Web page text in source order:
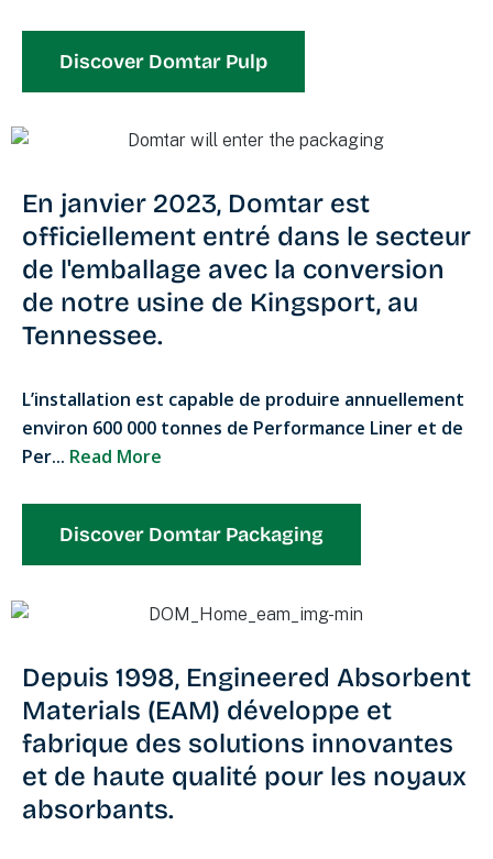
Discover Domtar Pulp
En janvier 2023, Domtar est
officiellement entré dans le secteur
de l'emballage avec la conversion
de notre usine de Kingsport, au
Tennessee.
L’installation est capable de produire annuellement
environ 600 000 tonnes de Performance Liner et de
Per... Read More
Discover Domtar Packaging
Depuis 1998, Engineered Absorbent
Materials (EAM) développe et
fabrique des solutions innovantes
et de haute qualité pour les noyaux
absorbants.